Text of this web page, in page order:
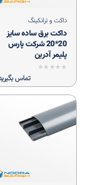
داکت و ترانکینگ
داکت برق ساده سایز
20*20 شرکت پارس
پلیمر آدرین
0
5
تماس